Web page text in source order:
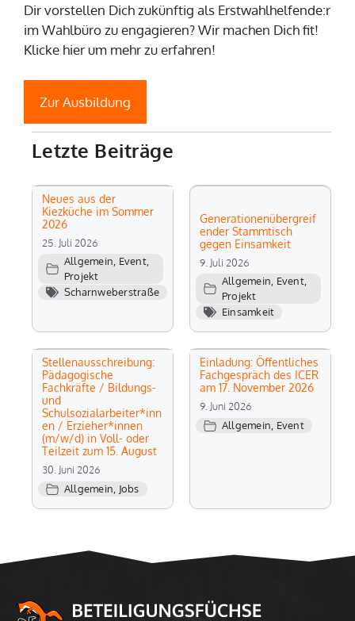
Dir vorstellen Dich zukünftig als Erstwahlhelfende:r
im Wahlbüro zu engagieren? Wir machen Dich fit!
Klicke hier um mehr zu erfahren!
Zur Ausbildung
Letzte Beiträge
Neues aus der
Kiezküche im Sommer
2026
25. Juli 2026
Allgemein Event,
Projekt
Scharnweberstraße
Generationenübergreif
ender Stammtisch
gegen Einsamkeit
9. Juli 2026
Allgemein Event,
Projekt
Einsamkeit
Stellenausschreibung:
Pädagogische
Fachkräfte / Bildungs-
und
Schulsozialarbeiter*inn
en / Erzieher*innen
(m/w/d) in Voll- oder
Teilzeit zum 15. August
30. Juni 2026
Allgemein Jobs
Einladung: Öffentliches
Fachgespräch des ICER
am 17. November 2026
9. Juni 2026
Allgemein Event